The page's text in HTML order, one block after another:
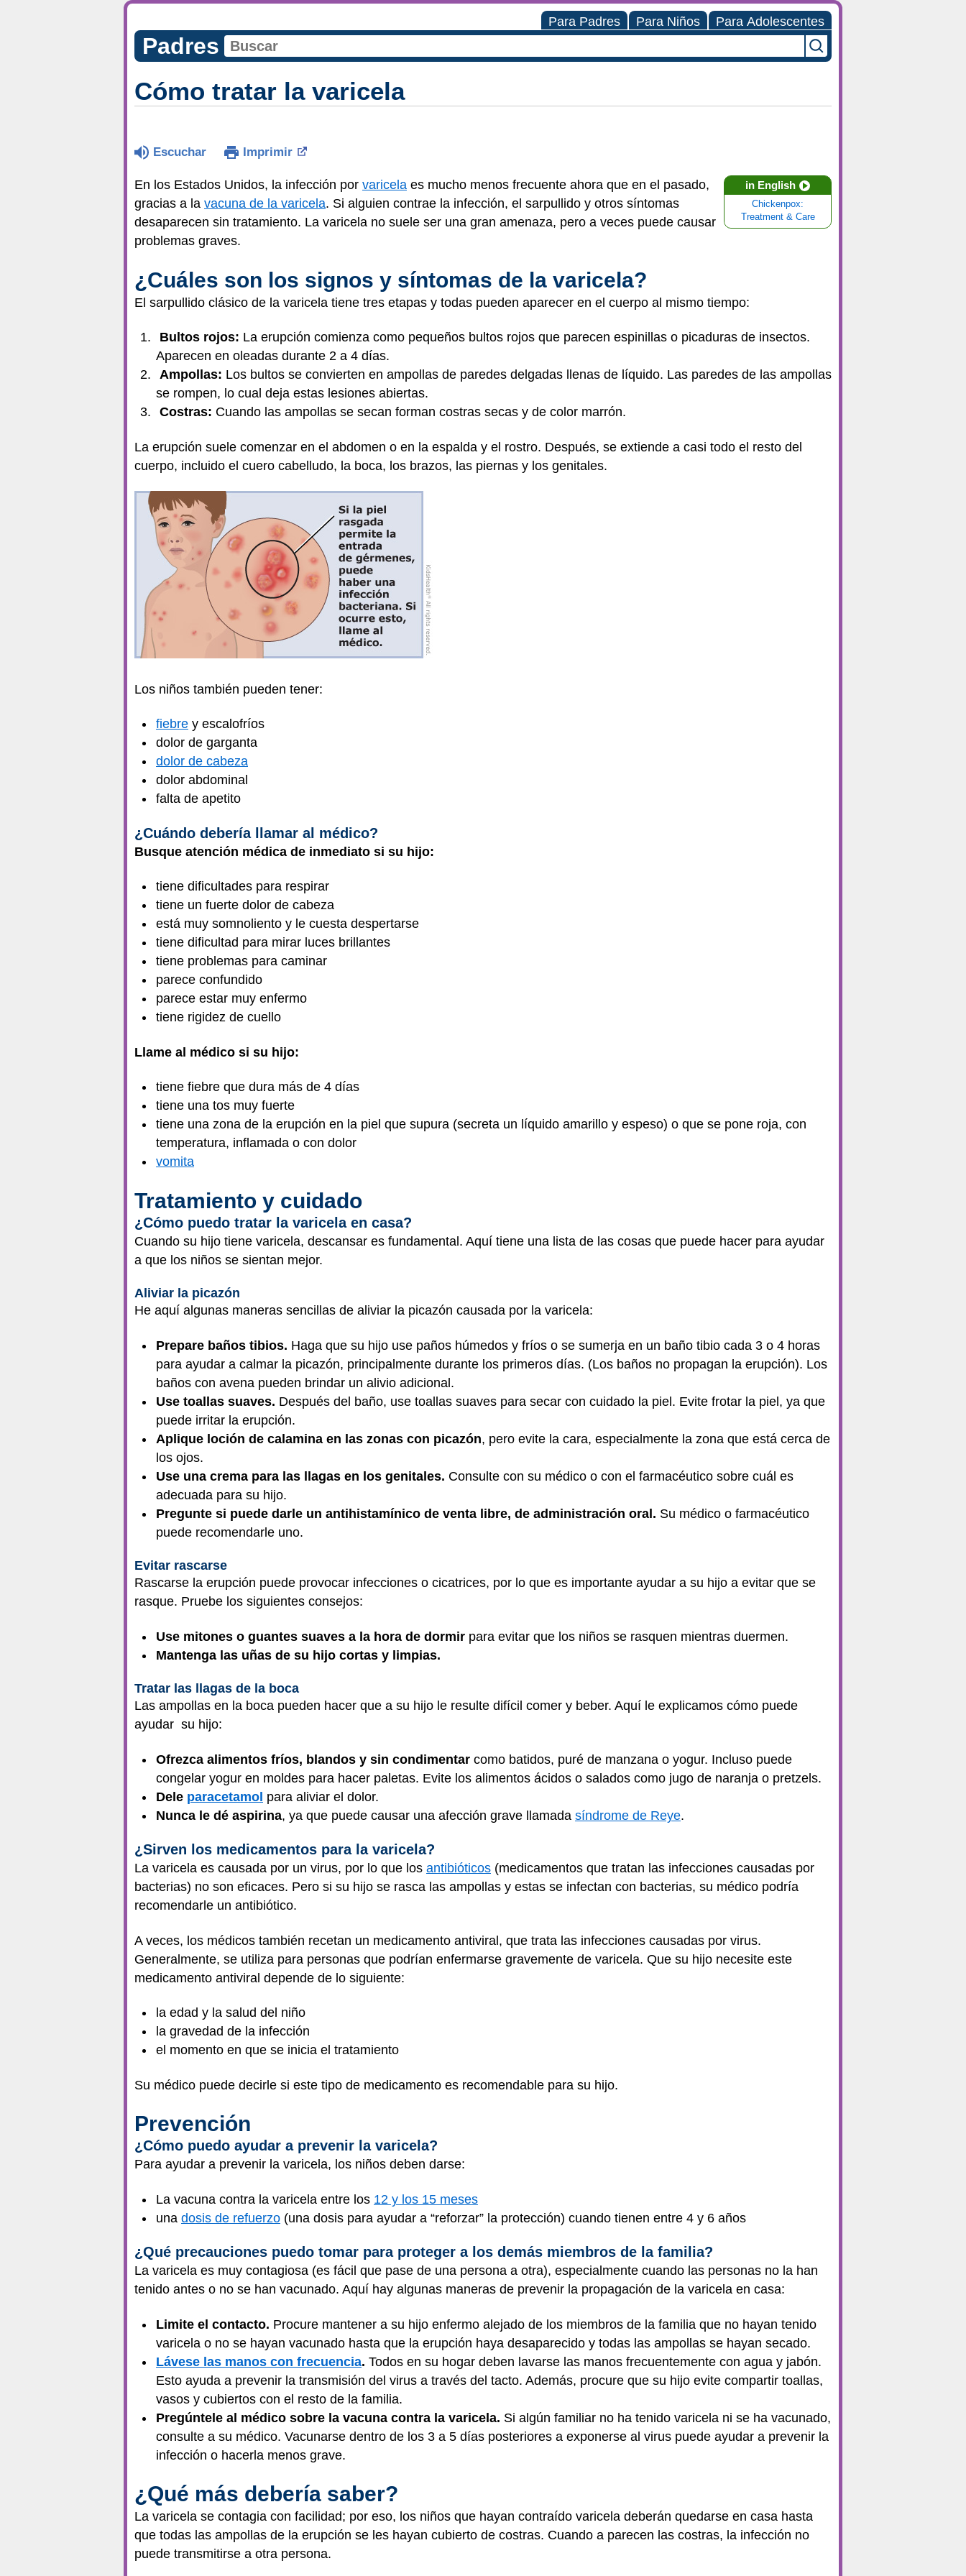
Para Padres Para Niños Para Adolescentes
Padres
Cómo tratar la varicela
Escuchar Imprimir
in English
Chickenpox:
Treatment & Care
En los Estados Unidos, la infección por varicela es mucho menos frecuente ahora que en el pasado,
gracias a la vacuna de la varicela. Si alguien contrae la infección, el sarpullido y otros síntomas
desaparecen sin tratamiento. La varicela no suele ser una gran amenaza, pero a veces puede causar
problemas graves.
¿Cuáles son los signos y síntomas de la varicela?
El sarpullido clásico de la varicela tiene tres etapas y todas pueden aparecer en el cuerpo al mismo tiempo:
Bultos rojos: La erupción comienza como pequeños bultos rojos que parecen espinillas o picaduras de insectos.
Aparecen en oleadas durante 2 a 4 días.
Ampollas: Los bultos se convierten en ampollas de paredes delgadas llenas de líquido. Las paredes de las ampollas
se rompen, lo cual deja estas lesiones abiertas.
Costras: Cuando las ampollas se secan forman costras secas y de color marrón.
La erupción suele comenzar en el abdomen o en la espalda y el rostro. Después, se extiende a casi todo el resto del
cuerpo, incluido el cuero cabelludo, la boca, los brazos, las piernas y los genitales.
Los niños también pueden tener:
fiebre y escalofríos
dolor de garganta
dolor de cabeza
dolor abdominal
falta de apetito
¿Cuándo debería llamar al médico?
Busque atención médica de inmediato si su hijo:
tiene dificultades para respirar
tiene un fuerte dolor de cabeza
está muy somnoliento y le cuesta despertarse
tiene dificultad para mirar luces brillantes
tiene problemas para caminar
parece confundido
parece estar muy enfermo
tiene rigidez de cuello
Llame al médico si su hijo:
tiene fiebre que dura más de 4 días
tiene una tos muy fuerte
tiene una zona de la erupción en la piel que supura (secreta un líquido amarillo y espeso) o que se pone roja, con
temperatura, inflamada o con dolor
vomita
Tratamiento y cuidado
¿Cómo puedo tratar la varicela en casa?
Cuando su hijo tiene varicela, descansar es fundamental. Aquí tiene una lista de las cosas que puede hacer para ayudar
a que los niños se sientan mejor.
Aliviar la picazón
He aquí algunas maneras sencillas de aliviar la picazón causada por la varicela:
Prepare baños tibios. Haga que su hijo use paños húmedos y fríos o se sumerja en un baño tibio cada 3 o 4 horas
para ayudar a calmar la picazón, principalmente durante los primeros días. (Los baños no propagan la erupción). Los
baños con avena pueden brindar un alivio adicional.
Use toallas suaves. Después del baño, use toallas suaves para secar con cuidado la piel. Evite frotar la piel, ya que
puede irritar la erupción.
Aplique loción de calamina en las zonas con picazón, pero evite la cara, especialmente la zona que está cerca de
los ojos.
Use una crema para las llagas en los genitales. Consulte con su médico o con el farmacéutico sobre cuál es
adecuada para su hijo.
Pregunte si puede darle un antihistamínico de venta libre, de administración oral. Su médico o farmacéutico
puede recomendarle uno.
Evitar rascarse
Rascarse la erupción puede provocar infecciones o cicatrices, por lo que es importante ayudar a su hijo a evitar que se
rasque. Pruebe los siguientes consejos:
Use mitones o guantes suaves a la hora de dormir para evitar que los niños se rasquen mientras duermen.
Mantenga las uñas de su hijo cortas y limpias.
Tratar las llagas de la boca
Las ampollas en la boca pueden hacer que a su hijo le resulte difícil comer y beber. Aquí le explicamos cómo puede
ayudar su hijo:
Ofrezca alimentos fríos, blandos y sin condimentar como batidos, puré de manzana o yogur. Incluso puede
congelar yogur en moldes para hacer paletas. Evite los alimentos ácidos o salados como jugo de naranja o pretzels.
Dele paracetamol para aliviar el dolor.
Nunca le dé aspirina, ya que puede causar una afección grave llamada síndrome de Reye.
¿Sirven los medicamentos para la varicela?
La varicela es causada por un virus, por lo que los antibióticos (medicamentos que tratan las infecciones causadas por
bacterias) no son eficaces. Pero si su hijo se rasca las ampollas y estas se infectan con bacterias, su médico podría
recomendarle un antibiótico.
A veces, los médicos también recetan un medicamento antiviral, que trata las infecciones causadas por virus.
Generalmente, se utiliza para personas que podrían enfermarse gravemente de varicela. Que su hijo necesite este
medicamento antiviral depende de lo siguiente:
la edad y la salud del niño
la gravedad de la infección
el momento en que se inicia el tratamiento
Su médico puede decirle si este tipo de medicamento es recomendable para su hijo.
Prevención
¿Cómo puedo ayudar a prevenir la varicela?
Para ayudar a prevenir la varicela, los niños deben darse:
La vacuna contra la varicela entre los 12 y los 15 meses
una dosis de refuerzo (una dosis para ayudar a “reforzar” la protección) cuando tienen entre 4 y 6 años
¿Qué precauciones puedo tomar para proteger a los demás miembros de la familia?
La varicela es muy contagiosa (es fácil que pase de una persona a otra), especialmente cuando las personas no la han
tenido antes o no se han vacunado. Aquí hay algunas maneras de prevenir la propagación de la varicela en casa:
Limite el contacto. Procure mantener a su hijo enfermo alejado de los miembros de la familia que no hayan tenido
varicela o no se hayan vacunado hasta que la erupción haya desaparecido y todas las ampollas se hayan secado.
Lávese las manos con frecuencia. Todos en su hogar deben lavarse las manos frecuentemente con agua y jabón.
Esto ayuda a prevenir la transmisión del virus a través del tacto. Además, procure que su hijo evite compartir toallas,
vasos y cubiertos con el resto de la familia.
Pregúntele al médico sobre la vacuna contra la varicela. Si algún familiar no ha tenido varicela ni se ha vacunado,
consulte a su médico. Vacunarse dentro de los 3 a 5 días posteriores a exponerse al virus puede ayudar a prevenir la
infección o hacerla menos grave.
¿Qué más debería saber?
La varicela se contagia con facilidad; por eso, los niños que hayan contraído varicela deberán quedarse en casa hasta
que todas las ampollas de la erupción se les hayan cubierto de costras. Cuando a parecen las costras, la infección no
puede transmitirse a otra persona.